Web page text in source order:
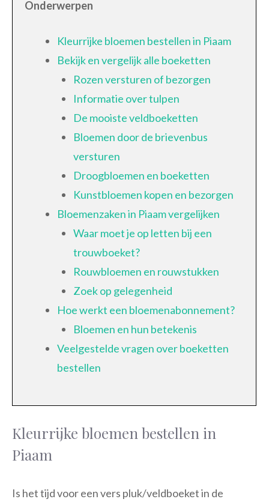
Onderwerpen
Kleurrijke bloemen bestellen in Piaam
Bekijk en vergelijk alle boeketten
Rozen versturen of bezorgen
Informatie over tulpen
De mooiste veldboeketten
Bloemen door de brievenbus
versturen
Droogbloemen en boeketten
Kunstbloemen kopen en bezorgen
Bloemenzaken in Piaam vergelijken
Waar moet je op letten bij een
trouwboeket?
Rouwbloemen en rouwstukken
Zoek op gelegenheid
Hoe werkt een bloemenabonnement?
Bloemen en hun betekenis
Veelgestelde vragen over boeketten
bestellen
Kleurrijke bloemen bestellen in
Piaam
Is het tijd voor een vers pluk/veldboeket in de